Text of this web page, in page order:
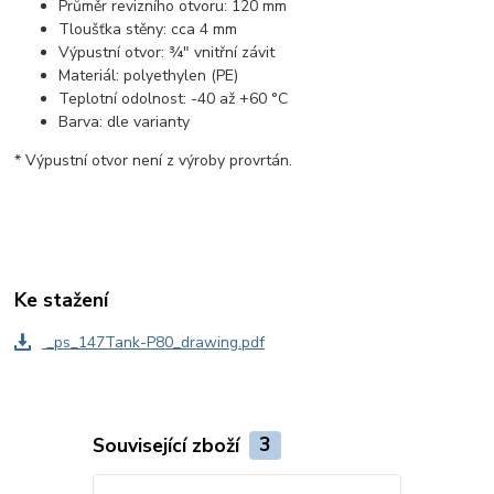
Průměr revizního otvoru: 120 mm
Tloušťka stěny: cca 4 mm
Výpustní otvor: ¾" vnitřní závit
Materiál: polyethylen (PE)
Teplotní odolnost: -40 až +60 °C
Barva: dle varianty
* Výpustní otvor není z výroby provrtán.
Ke stažení
_ps_147Tank-P80_drawing.pdf
Související zboží 3